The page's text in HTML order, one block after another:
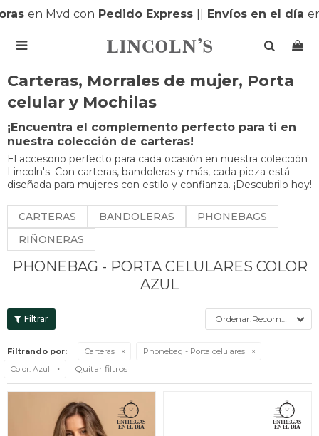
en Mvd conPedido Express|| Envíos en el díaen

Carteras, Morrales de mujer, Porta
celular y Mochilas
¡Encuentra el complemento perfecto para ti en
nuestra colección de carteras!
El accesorio perfecto para cada ocasión en nuestra colección
Lincoln's. Con carteras, bandoleras y más, cada pieza está
diseñada para mujeres con estilo y confianza. ¡Descubrilo hoy!
CARTERAS BANDOLERAS
PHONEBAGS
RIÑONERAS
PHONEBAG - PORTA CELULARES COLOR
AZUL
Recomendados
Filtrando por: Carteras
Phonebag - Porta celulares
Color: Azul Quitar filtros